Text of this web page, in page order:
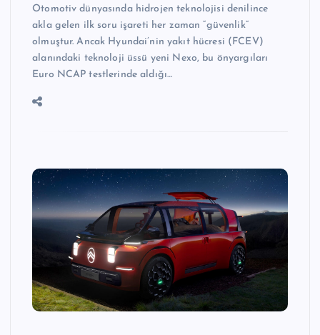
Otomotiv dünyasında hidrojen teknolojisi denilince
akla gelen ilk soru işareti her zaman “güvenlik”
olmuştur. Ancak Hyundai’nin yakıt hücresi (FCEV)
alanındaki teknoloji üssü yeni Nexo, bu önyargıları
Euro NCAP testlerinde aldığı…